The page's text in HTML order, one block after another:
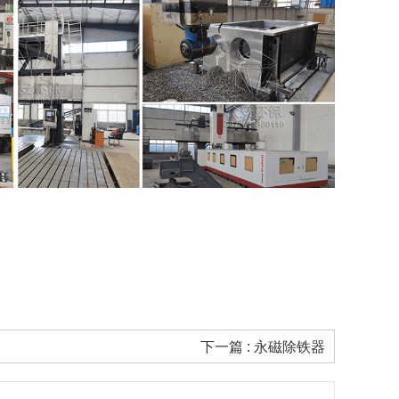
下一篇 : 永磁除铁器